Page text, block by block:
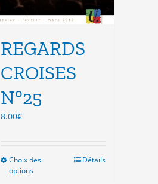
REGARDS
CROISES
N°25
8.00€
Choix des
options
Détails